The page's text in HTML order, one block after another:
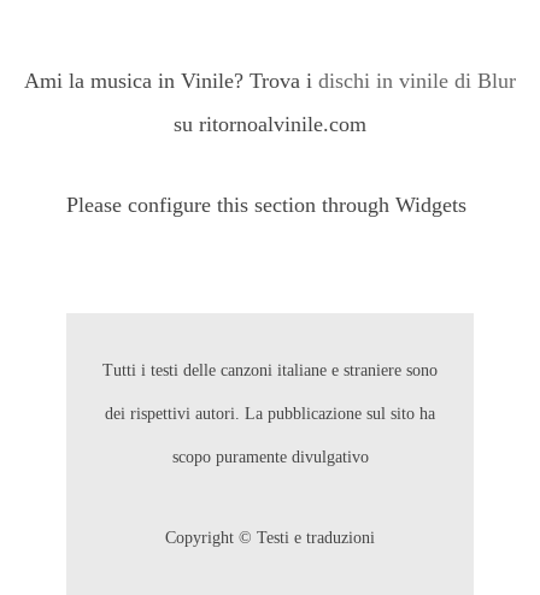
Ami la musica in Vinile? Trova i dischi in vinile di Blur
su ritornoalvinile.com
Please configure this section through Widgets
Tutti i testi delle canzoni italiane e straniere sono
dei rispettivi autori. La pubblicazione sul sito ha
scopo puramente divulgativo
Copyright © Testi e traduzioni